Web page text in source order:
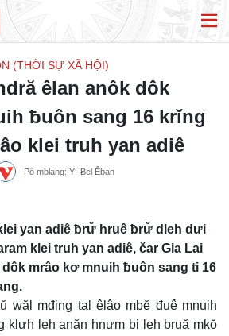
(THỜI SỰ XÃ HỘI)
êlan anôk dôk
ƀuôn sang 16 krĭng
klei truh yan adiê
Pô mblang: Y -Ƀel Êban
yan adiê ƀrư̆ hruê ƀrư̆ dleh dưi
klei truh yan adiê, čar Gia Lai
mrâo kơ mnuih ƀuôn sang ti 16
wăl mđing tal êlâo mbĕ đuê̆ mnuih
klưh leh anăn hnưm bi leh bruă mkŏ